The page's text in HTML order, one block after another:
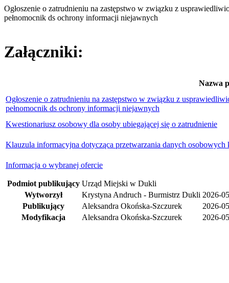
Ogłoszenie o zatrudnieniu na zastępstwo w związku z
pełnomocnik ds ochrony informacji niejawnych
Załączniki:
Nazwa
Ogłoszenie o zatrudnieniu na zastępstwo w związku z
pełnomocnik ds ochrony informacji niejawnych
Kwestionariusz osobowy dla osoby ubiegającej się o zatrudnienie
Klauzula informacyjna dotycząca przetwarzania danych osobowych
Informacja o wybranej ofercie
Podmiot publikujący Urząd Miejski w Dukli
Wytworzył
Krystyna Andruch - Burmistrz Dukli 2026-
Publikujący
Aleksandra Okońska-Szczurek
2026-
Modyfikacja
Aleksandra Okońska-Szczurek 2026-